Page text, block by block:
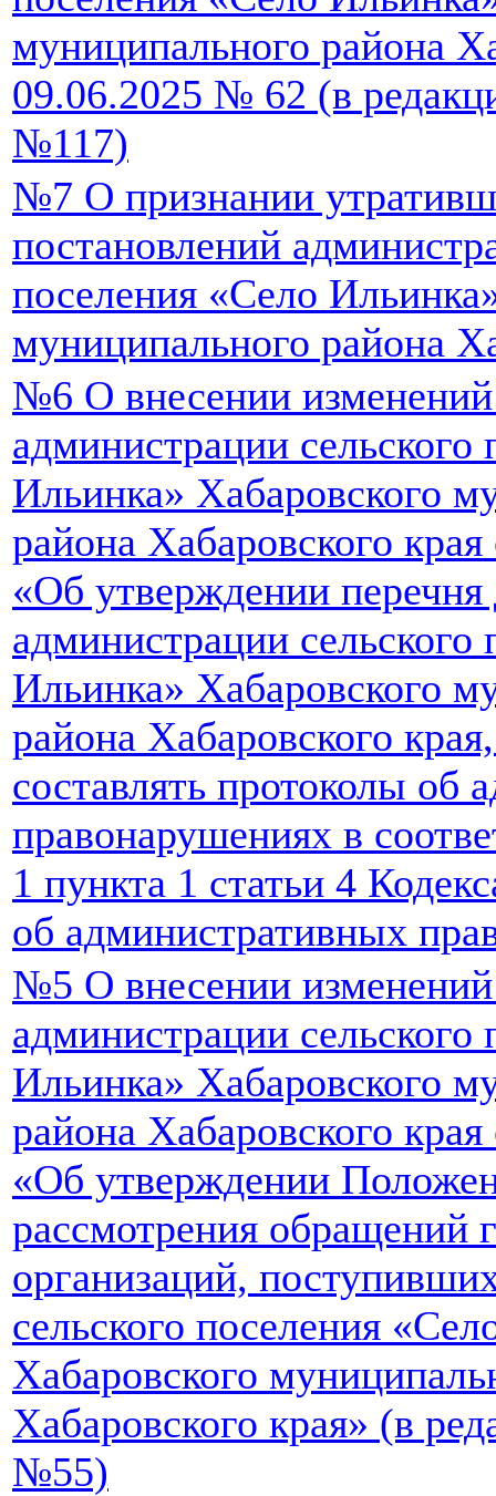
муниципального района
09.06.2025 № 62 (в
№117)
№7 О признании
постановлений
поселения «Село
муниципального района
№6 О внесении изменений
администрации сельского
Ильинка» Хабаровского
района Хабаровского
«Об утверждении
администрации сельского
Ильинка» Хабаровского
района Хабаровского
составлять протоколы об
правонарушениях в
1 пункта 1 статьи 4
об административных
№5 О внесении изменений
администрации сельского
Ильинка» Хабаровского
района Хабаровского
«Об утверждении
рассмотрения обращений
организаций,
сельского поселения
Хабаровского
Хабаровского края» (в
№55)